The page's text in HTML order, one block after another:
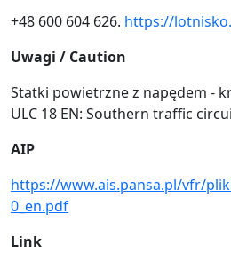
+48 600 604 626. https://
Uwagi / Caution
Statki powietrzne z napędem -
ULC 18 EN: Southern traffic
AIP
https://www.ais.pansa.pl/vfr/pliki/
0_en.pdf
Link